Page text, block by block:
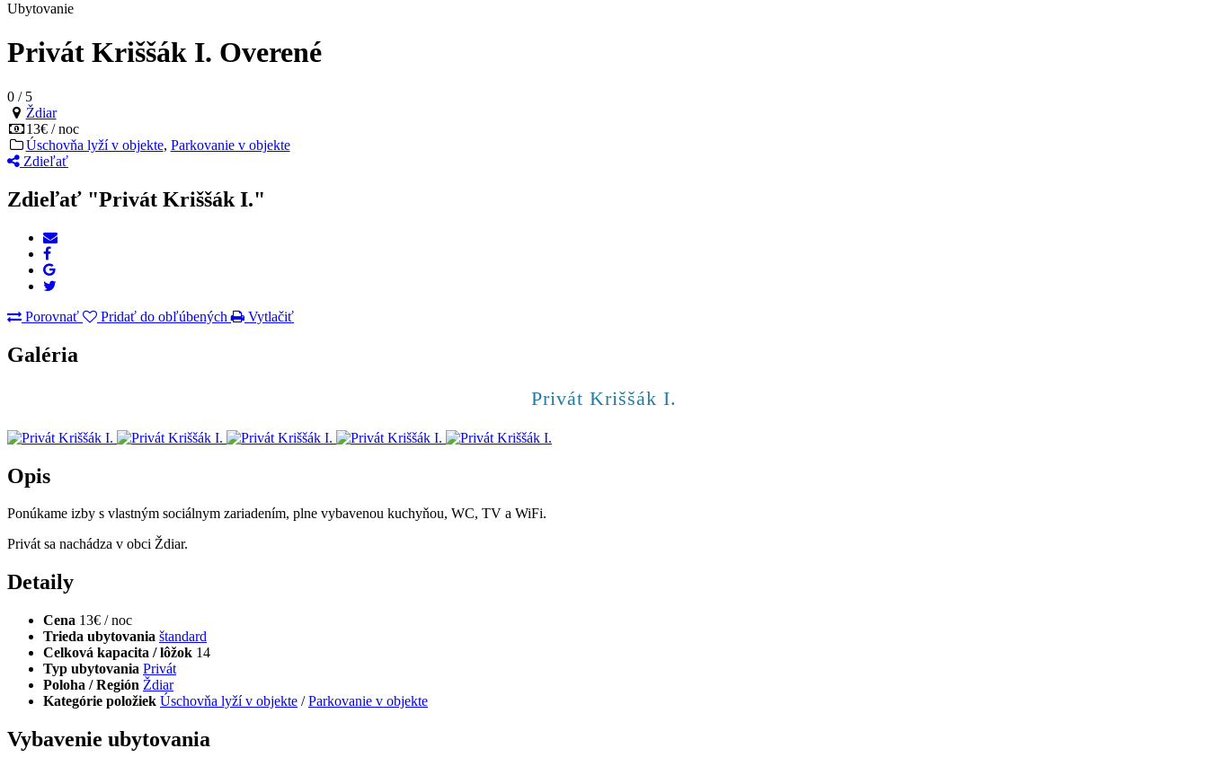
Ubytovanie
Privát Kriššák I. Overené
0 /5
Ždiar
13€ / noc
Úschovňa lyží v objekte, Parkovanie v objekte
Zdieľať
Zdieľať "Privát Kriššák I."
Porovnať Pridať do obľúbených Vytlačiť
Galéria
Privát Kriššák I.
Opis
Ponúkame izby s vlastným sociálnym zariadením, plne vybavenou kuchyňou, WC, TV a WiFi.
Privát sa nachádza v obci Ždiar.
Detaily
Cena 13€ / noc
Trieda ubytovania štandard
Celková kapacita / lôžok 14
Typ ubytovania Privát
Poloha / Región Ždiar
Kategórie položiek Úschovňa lyží v objekte /Parkovanie v objekte
Vybavenie ubytovania